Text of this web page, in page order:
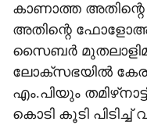
കാണാത്ത അതിന്റെ
അതിന്റെ
സൈബര്‍
ലോക്‌സഭയില്‍
എം.പിയും
കൊടി കൂടി പിടിച്ച്